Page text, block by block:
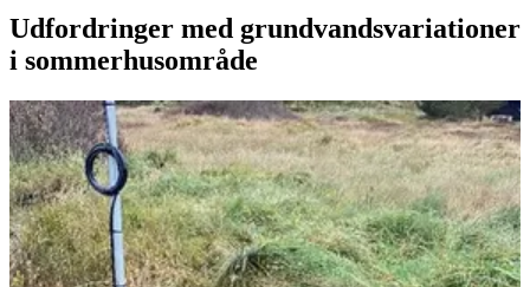
Udfordringer med grundvandsvariationer
i sommerhusområde